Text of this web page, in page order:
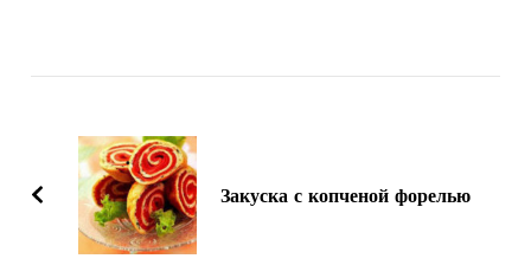
записям
Закуска с копченой форелью